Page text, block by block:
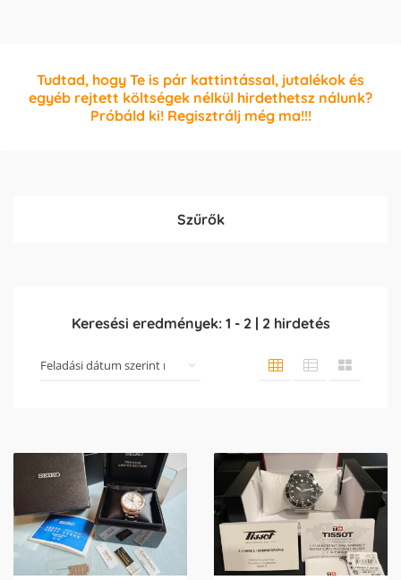
Tudtad, hogy Te is pár kattintással, jutalékok és
egyéb rejtett költségek nélkül hirdethetsz nálunk?
Próbáld ki! Regisztrálj még ma!!!
Szűrők
Keresési eredmények: 1 - 2 | 2 hirdetés